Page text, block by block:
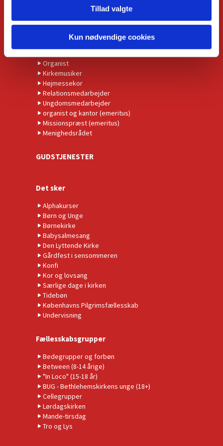
Tillad valgte
Kun nødvendige cookies
Kirkens præster
Administrationschef
Organist
Kirkemusiker
Højmessekor
Relationsmedarbejder
Ungdomsmedarbejder
organist og kantor (emeritus)
Missionspræst (emeritus)
Menighedsrådet
GUDSTJENESTER
Det sker
Alphakurser
Børn og Unge
Børnekirke
Babysalmesang
Den Lyttende Kirke
Gårdfest i sensommeren
Konfi
Kor og lovsang
Særlige dage i kirken
Tidebøn
Københavns Pilgrimsfællesskab
Undervisning
Fællesskabsgrupper
Bedegrupper og forbøn
Between (8-14 årige)
"In Loco" (15-18 år)
BUG - Bethlehemskirkens unge (18+)
Cellegrupper
Lørdagskirken
Mande-tirsdag
Tro og Lys